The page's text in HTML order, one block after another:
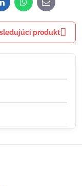
LinkedInWhatsApp
E-
mail
produkt